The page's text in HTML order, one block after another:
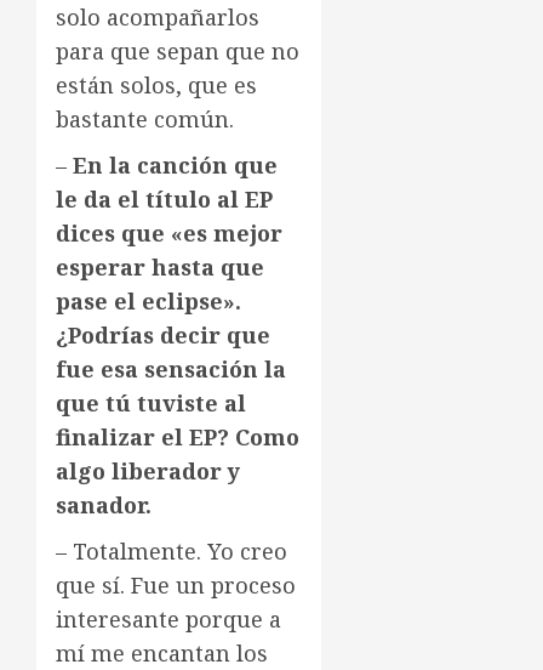
solo acompañarlos
para que sepan que no
están solos, que es
bastante común.
– En la canción que
le da el título al EP
dices que «es mejor
esperar hasta que
pase el eclipse».
¿Podrías decir que
fue esa sensación la
que tú tuviste al
finalizar el EP? Como
algo liberador y
sanador.
– Totalmente. Yo creo
que sí. Fue un proceso
interesante porque a
mí me encantan los